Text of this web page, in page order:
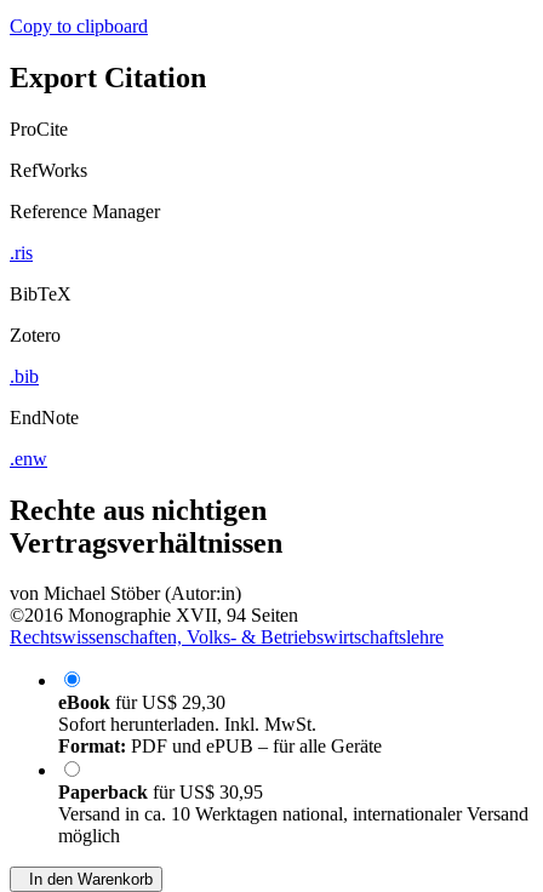
Copy to clipboard
Export Citation
ProCite
RefWorks
Reference Manager
.ris
BibTeX
Zotero
.bib
EndNote
.enw
Rechte aus nichtigen
Vertragsverhältnissen
von Michael Stöber (Autor:in)
©2016 Monographie XVII, 94 Seiten
Rechtswissenschaften, Volks- & Betriebswirtschaftslehre
eBook fürUS$ 29,30
Sofort herunterladen. Inkl. MwSt.
Format: PDF und ePUB – für alle Geräte
Paperback fürUS$ 30,95
Versand in ca. 10 Werktagen national, internationaler Versand
möglich
In den Warenkorb